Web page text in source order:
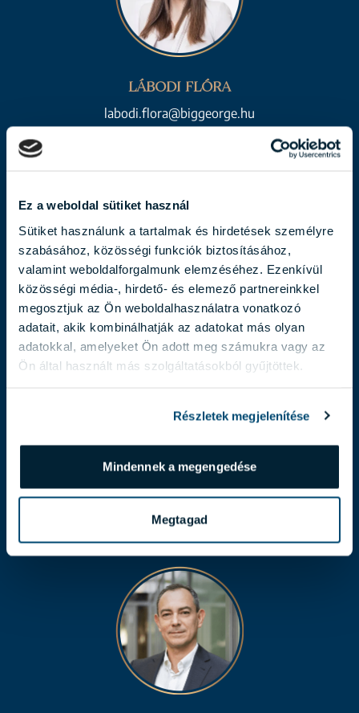
Ez a weboldal sütiket használ
Sütiket használunk a tartalmak és hirdetések személyre
szabásához, közösségi funkciók biztosításához,
valamint weboldalforgalmunk elemzéséhez. Ezenkívül
közösségi média-, hirdető- és elemező partnereinkkel
megosztjuk az Ön weboldalhasználatra vonatkozó
adatait, akik kombinálhatják az adatokat más olyan
adatokkal, amelyeket Ön adott meg számukra vagy az
Ön által használt más szolgáltatásokból gyűjtöttek.
Részletek megjelenítése
Mindennek a megengedése
Megtagad
LÁBODI FLÓRA
labodi.flora@biggeorge.hu
bacsa.izabella@biggeorge.hu
BEMUTATKOZÁS